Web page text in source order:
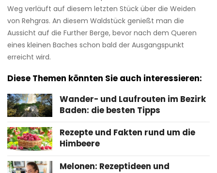
Weg verläuft auf diesem letzten Stück über die Weiden
von Rehgras. An diesem Waldstück genießt man die
Aussicht auf die Further Berge, bevor nach dem Queren
eines kleinen Baches schon bald der Ausgangspunkt
erreicht wird.
Diese Themen könnten Sie auch interessieren:
Wander- und Laufrouten im Bezirk
Baden: die besten Tipps
Rezepte und Fakten rund um die
Himbeere
Melonen: Rezeptideen und